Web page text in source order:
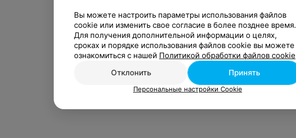
Вы можете настроить параметры использования файлов
cookie или изменить свое согласие в более позднее время.
Для получения дополнительной информации о целях,
сроках и порядке использования файлов cookie вы можете
ознакомиться с нашей Политикой обработки файлов cookie
Отклонить
Принять
Персональные настройки Cookie